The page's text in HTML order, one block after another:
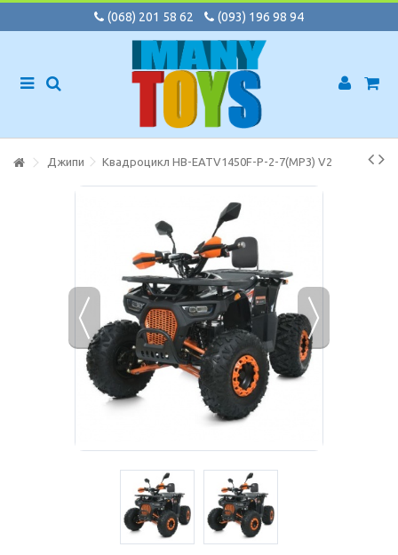
(068) 201 58 62 (093) 196 98 94
Джипи Квадроцикл HB-EATV1450F-P-2-7(MP3) V2